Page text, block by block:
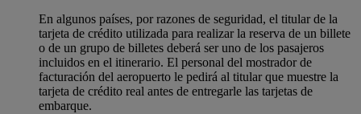
En algunos países, por razones de seguridad, el titular de la
tarjeta de crédito utilizada para realizar la reserva de un billete
o de un grupo de billetes deberá ser uno de los pasajeros
incluidos en el itinerario. El personal del mostrador de
facturación del aeropuerto le pedirá al titular que muestre la
tarjeta de crédito real antes de entregarle las tarjetas de
embarque.